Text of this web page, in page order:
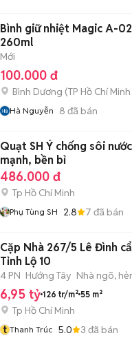
Bình giữ nhiệt Magic A-
260ml
Mới
100.000 đ
Bình Dương (TP Hồ Chí Minh
Hà Nguyễn 8 đã bán
Quạt SH Ý chống sôi
mạnh, bền bỉ
486.000 đ
Tp Hồ Chí Minh
Phụ Tùng SH 2.8 7 đã bán
Cặp Nhà 267/5 Lê Đình
Tỉnh Lộ 10
4 PN Hướng Tây Nhà ngõ,
6,95 tỷ 126 tr/m² 55 m²
Tp Hồ Chí Minh
t Thanh Trúc 5.0 3 đã bán